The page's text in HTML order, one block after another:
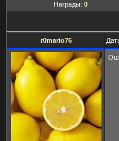
Награды: 0
r0mario76